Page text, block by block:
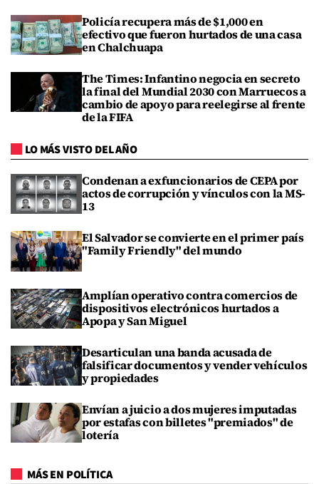
Policía recupera más de $1,000 en
efectivo que fueron hurtados de una casa
en Chalchuapa
The Times: Infantino negocia en secreto
la final del Mundial 2030 con Marruecos a
cambio de apoyo para reelegirse al frente
de la FIFA
LO MÁS VISTO DEL AÑO
Condenan a exfuncionarios de CEPA por
actos de corrupción y vínculos con la MS-
13
El Salvador se convierte en el primer país
"Family Friendly" del mundo
Amplían operativo contra comercios de
dispositivos electrónicos hurtados a
Apopa y San Miguel
Desarticulan una banda acusada de
falsificar documentos y vender vehículos
y propiedades
Envían a juicio a dos mujeres imputadas
por estafas con billetes "premiados" de
lotería
MÁS EN POLÍTICA